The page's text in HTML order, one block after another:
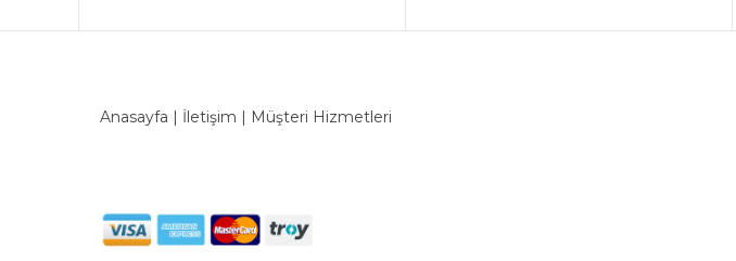
Anasayfa | İletişim | Müşteri Hizmetleri